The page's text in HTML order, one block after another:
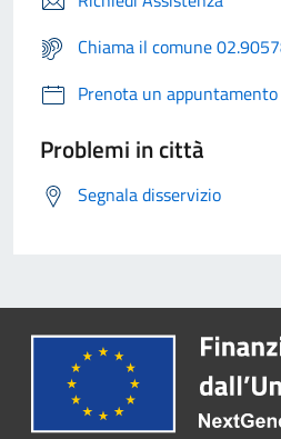
Chiama il comune
Prenota un appuntamento
Problemi in città
Segnala disservizio